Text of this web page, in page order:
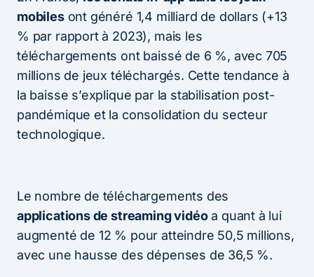
mobilesont généré 1,4 milliard de dollars (+13
% par rapport à 2023), mais les
téléchargements ont baissé de 6 %, avec 705
millions de jeux téléchargés. Cette tendance à
la baisse s’explique par la stabilisation post-
pandémique et la consolidation du secteur
technologique.
Le nombre de téléchargements des
applications de streaming vidéoa quant à lui
augmenté de 12 % pour atteindre 50,5 millions,
avec une hausse des dépenses de 36,5 %.